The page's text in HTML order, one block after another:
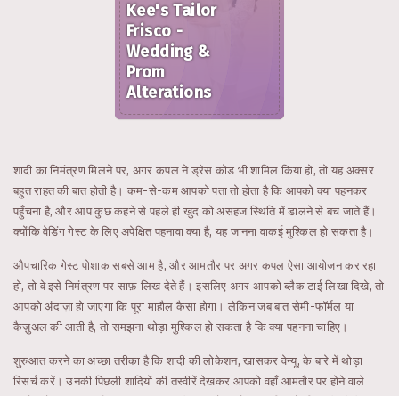
Kee's Tailor
Frisco -
Wedding &
Prom
Alterations
शादी का निमंत्रण मिलने पर, अगर कपल ने ड्रेस कोड भी शामिल किया हो, तो यह अक्सर
बहुत राहत की बात होती है। कम-से-कम आपको पता तो होता है कि आपको क्या पहनकर
पहुँचना है, और आप कुछ कहने से पहले ही खुद को असहज स्थिति में डालने से बच जाते हैं।
क्योंकि वेडिंग गेस्ट के लिए अपेक्षित पहनावा क्या है, यह जानना वाकई मुश्किल हो सकता है।
औपचारिक गेस्ट पोशाक सबसे आम है, और आमतौर पर अगर कपल ऐसा आयोजन कर रहा
हो, तो वे इसे निमंत्रण पर साफ़ लिख देते हैं। इसलिए अगर आपको ब्लैक टाई लिखा दिखे, तो
आपको अंदाज़ा हो जाएगा कि पूरा माहौल कैसा होगा। लेकिन जब बात सेमी-फॉर्मल या
कैज़ुअल की आती है, तो समझना थोड़ा मुश्किल हो सकता है कि क्या पहनना चाहिए।
शुरुआत करने का अच्छा तरीका है कि शादी की लोकेशन, खासकर वेन्यू, के बारे में थोड़ा
रिसर्च करें। उनकी पिछली शादियों की तस्वीरें देखकर आपको वहाँ आमतौर पर होने वाले